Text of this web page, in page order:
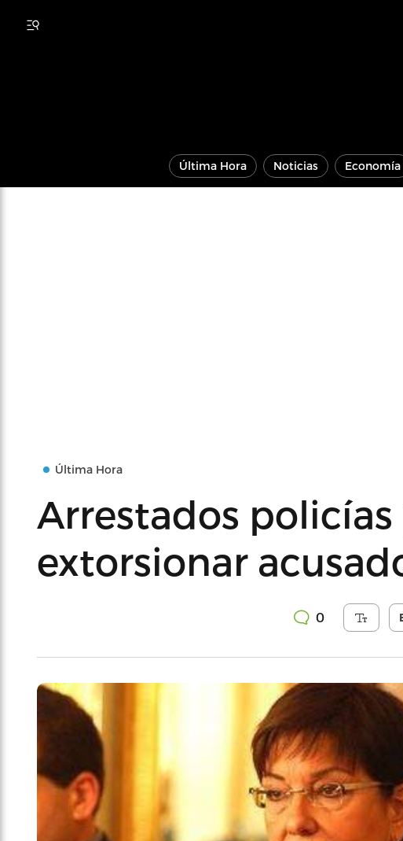
Última Hora Noticias Economía
Última Hora
Arrestados
extorsionar
0